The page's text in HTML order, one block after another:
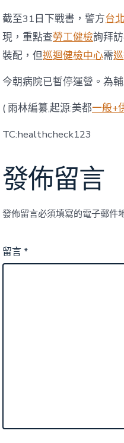
截至31日下戰書，警方台
現，重點查勞工健檢詢拜
裝配，但巡迴健檢中心需
今朝病院已暫停運營。為
( 雨林編纂,起源:美都一般+
TC:healthcheck123
發佈留言
發佈留言必須填寫的電子郵件
留言*